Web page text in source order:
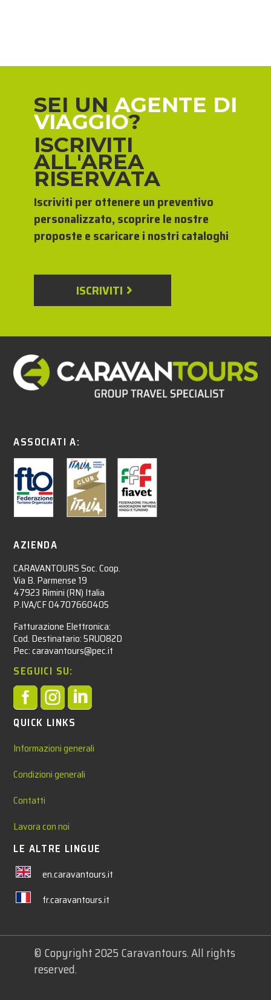
SEI UN AGENTE DI
VIAGGIO?
ISCRIVITI
ALL'AREA
RISERVATA
Iscriviti per ottenere un preventivo
personalizzato, scoprire le nostre
proposte e scaricare i nostri cataloghi
ISCRIVITI
ASSOCIATI A:
AZIENDA
CARAVANTOURS Soc. Coop.
Via B. Parmense 19
47923 Rimini (RN) Italia
P.IVA/CF 04707660405
Fatturazione Elettronica:
Cod. Destinatario: 5RUO82D
Pec: caravantours@pec.it
SEGUICI SU:

QUICK LINKS
Informazioni generali
Condizioni generali
Contatti
Lavora con noi
LE ALTRE LINGUE
en.caravantours.it
fr.caravantours.it
© Copyright 2025 Caravantours. All rights
reserved.